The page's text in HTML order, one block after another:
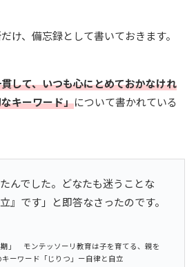
け、備忘録として書いておきます。
して、いつも心にとめておかなけれ
キーワード」について書かれている
んでした。どなたも迷うことな
』です」と即答なさったのです。
」 モンテッソーリ教育は子を育てる、親を
ーワード「じりつ」ー自律と自立